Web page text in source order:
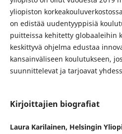
yliopiston
on edistää uudentyyppisiä
puitteissa kehitetty globaaleihin
keskittyvä ohjelma edustaa
kansainväliseen koulutukseen,
suunnittelevat ja tarjoavat
Kirjoittajien biografiat
Laura Karilainen, Helsingin